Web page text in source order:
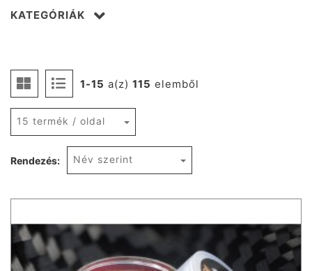
1-15 a(z) 115 elemből
15 termék / oldal
Rendezés: Név szerint
KATEGÓRIÁK